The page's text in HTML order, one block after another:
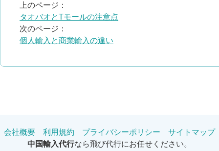
上のページ：
タオバオとTモールの注意点
次のページ：
個人輸入と商業輸入の違い
会社概要 利用規約 プライバシーポリシー
サイトマップ
中国輸入代行なら飛び代行にお任せください。